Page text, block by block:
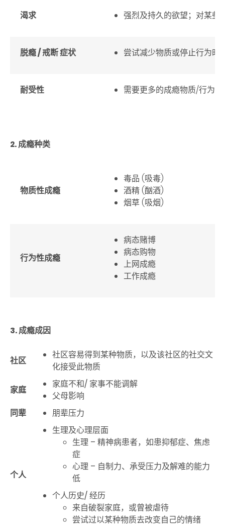
渴求 强烈及持久的欲望；对某些
脱瘾/戒断 症状 尝试减少物质或停止行为时
耐受性 需要更多的成瘾物质/行为
2. 成瘾种类
物质性成瘾
毒品 (吸毒)
酒精(酗酒)
烟草(吸烟)
行为性成瘾
病态赌博
病态购物
上网成瘾
工作成瘾
3. 成瘾成因
社区
社区容易得到某种物质，以及该社区的社交文
化接受此物质
家庭
家庭不和/ 家事不能调解
父母影响
同辈
朋辈压力
个人
生理及心理层面
生理 – 精神病患者，如患抑郁症、焦虑
症
心理 – 自制力、承受压力及解难的能力
低
个人历史/经历
来自破裂家庭，或曾被虐待
尝试过以某种物质去改变自己的情绪